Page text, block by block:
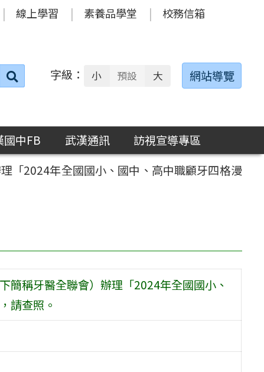
線上學習 素養品學堂 校務信箱
搜
字級： 小 預設 大 網站導覽
國中FB 武漢通訊
訪視宣導專區
「2024年全國國小、國中、高中職顧牙四格漫
簡稱牙醫全聯會）辦理「2024年全國國小、
請查照。